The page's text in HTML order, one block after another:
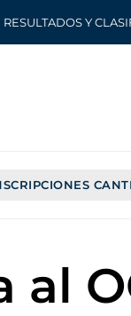
RESULTADOS Y
al